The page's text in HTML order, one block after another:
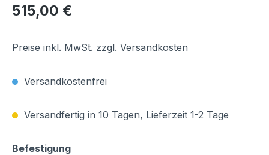
Regulärer Preis:
515,00 €
Preise inkl. MwSt. zzgl. Versandkosten
Versandkostenfrei
Versandfertig in 10 Tagen, Lieferzeit 1-2 Tage
Befestigungauswählen